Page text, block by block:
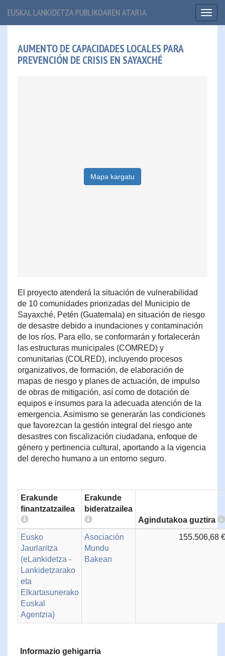
EUSKAL LANKIDETZA PUBLIKOAREN ATARIA
AUMENTO DE CAPACIDADES LOCALES PARA
PREVENCIÓN DE CRISIS EN SAYAXCHÉ
Mapa kargatu
El proyecto atenderá la situación de vulnerabilidad
de 10 comunidades priorizadas del Municipio de
Sayaxché, Petén (Guatemala) en situación de riesgo
de desastre debido a inundaciones y contaminación
de los ríos. Para ello, se conformarán y fortalecerán
las estructuras municipales (COMRED) y
comunitarias (COLRED), incluyendo procesos
organizativos, de formación, de elaboración de
mapas de riesgo y planes de actuación, de impulso
de obras de mitigación, así como de dotación de
equipos e insumos para la adecuada atención de la
emergencia. Asimismo se generarán las condiciones
que favorezcan la gestión integral del riesgo ante
desastres con fiscalización ciudadana, enfoque de
género y pertinencia cultural, aportando a la vigencia
del derecho humano a un entorno seguro.
Erakunde
finantzatzailea
Erakunde
bideratzailea
Agindutakoa guztira
Eusko
Jaurlaritza
(eLankidetza -
Lankidetzarako
eta
Elkartasunerako
Euskal
Agentzia)
Asociación
Mundu
Bakean
155.506,68 €
Informazio gehigarria